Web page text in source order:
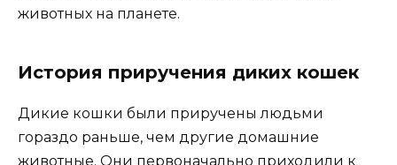
животных на планете.
История приручения диких кошек
Дикие кошки были приручены людьми
гораздо раньше, чем другие домашние
животные. Они первоначально приходили к